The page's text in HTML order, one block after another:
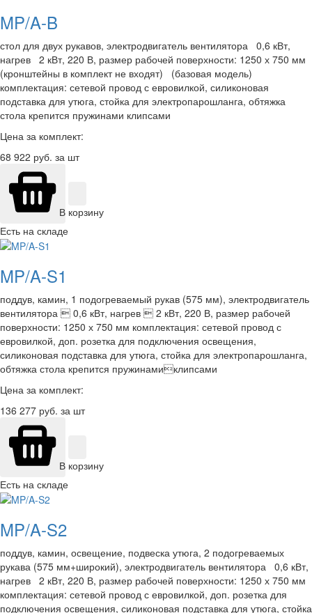
MP/A-B
стол для двух рукавов, электродвигатель вентилятора 0,6 кВт,
нагрев 2 кВт, 220 В, размер рабочей поверхности: 1250 х 750 мм
(кронштейны в комплект не входят) (базовая модель)
комплектация: сетевой провод с евровилкой, силиконовая
подставка для утюга, стойка для электропарошланга, обтяжка
стола крепится пружинами клипсами
Цена за комплект:
68 922 руб. за шт
В корзину
Есть на складе
MP/A-S1
поддув, камин, 1 подогреваемый рукав (575 мм), электродвигатель
вентилятора  0,6 кВт, нагрев  2 кВт, 220 В, размер рабочей
поверхности: 1250 х 750 мм комплектация: сетевой провод с
евровилкой, доп. розетка для подключения освещения,
силиконовая подставка для утюга, стойка для электропарошланга,
обтяжка стола крепится пружинамиклипсами
Цена за комплект:
136 277 руб. за шт
В корзину
Есть на складе
MP/A-S2
поддув, камин, освещение, подвеска утюга, 2 подогреваемых
рукава (575 мм+широкий), электродвигатель вентилятора 0,6 кВт,
нагрев 2 кВт, 220 В, размер рабочей поверхности: 1250 х 750 мм
комплектация: сетевой провод с евровилкой, доп. розетка для
подключения освещения, силиконовая подставка для утюга, стойка